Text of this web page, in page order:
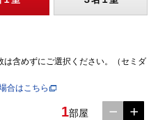
含めずにご選択ください。（セミダ
合はこちら
1部屋